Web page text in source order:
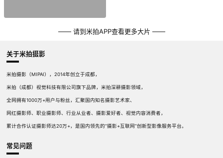
—— 请到米拍APP查看更多大片 ——
关于米拍摄影
米拍摄影（MIPAI），2014年创立于成都，
米拍（成都）视觉科技有限公司旗下品牌，米拍深耕摄影领域，
全网拥有1000万+用户与粉丝，汇聚国内知名摄影艺术家、
网红摄影师、职业摄影师、行业从业者、摄影爱好者、视觉内容消费者，
累计合作认证摄影师达20万+，是国内领先的“摄影+互联网”创新型影像服务平台。
常见问题